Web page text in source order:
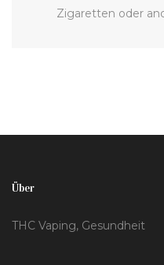
Zigaretten oder
Über
THC Vaping, Gesundheit